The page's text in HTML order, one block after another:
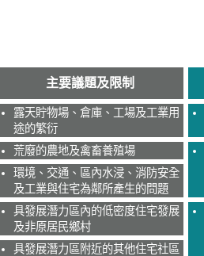
主要議題及限制
露天貯物場、倉庫、工場及工業用
途的繁衍
荒廢的農地及禽畜養殖場
環境、交通、區內水浸、消防安全
及工業與住宅為鄰所產生的問題
具發展潛力區內的低密度住宅發展
及非原居民鄉村
具發展潛力區附近的其他住宅社區